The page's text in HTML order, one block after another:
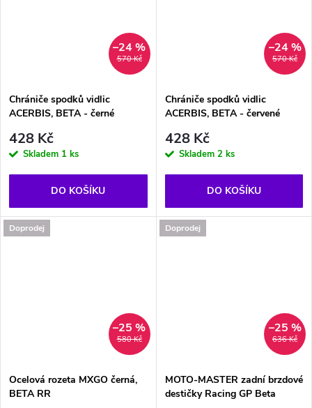
570 Kč
–24 %
Chrániče spodků vidlic
ACERBIS, BETA - černé
428 Kč
Skladem 1 ks
DO KOŠÍKU
570 Kč
–24 %
Chrániče spodků vidlic
ACERBIS, BETA - červené
428 Kč
Skladem 2 ks
DO KOŠÍKU
Doprodej
580 Kč
–25 %
Ocelová rozeta MXGO černá,
BETA RR
Doprodej
636 Kč
–25 %
MOTO-MASTER zadní brzdové
destičky Racing GP Beta